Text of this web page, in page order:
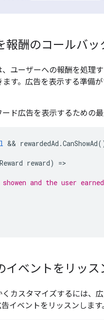
報酬のコールバ
ユーザーへの報酬を処理
す。広告を表示する準備
ド広告を表示するための最
&& rewardedAd .CanShowAd
Reward reward) =
and the user
イベントをリッス
カスタマイズするには、
イベントをリッスンします